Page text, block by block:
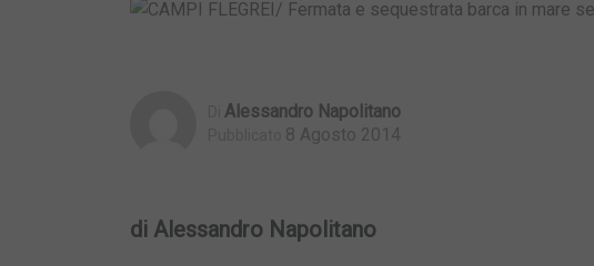
Alessandro Napolitano
8 Agosto 2014
di Alessandro Napolitano